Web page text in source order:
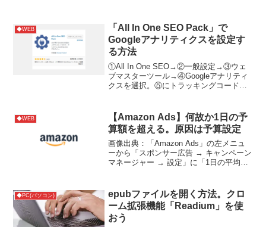
◆WEB
「All In One SEO Pack」で
Googleアナリティクスを設定す
る方法
①All In One SEO→②一般設定→③ウェ
ブマスターツール→④Googleアナリティ
クスを選択。⑤にトラッキングコードを
◆WEB
【Amazon Ads】何故か1日の予
算額を超える。原因は予算設定
画像出典：「Amazon Ads」の左メニュ
ーから「スポンサー広告 → キャンペーン
マネージャー → 設定」に「1日の平均予
でも125円や200円まで使用される。
◆PC(パソコン)
epubファイルを開く方法。クロ
ーム拡張機能「Readium」を使
おう